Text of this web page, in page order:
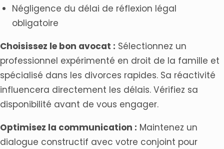
Négligence du délai de réflexion légal
obligatoire
Choisissez le bon avocat : Sélectionnez un
professionnel expérimenté en droit de la famille et
spécialisé dans les divorces rapides. Sa réactivité
influencera directement les délais. Vérifiez sa
disponibilité avant de vous engager.
Optimisez la communication : Maintenez un
dialogue constructif avec votre conjoint pour